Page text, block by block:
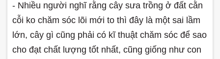
- Nhiều người nghĩ rằng cây sưa trồng ở đất cằn
cỗi ko chăm sóc lõi mới to thì đây là một sai lầm
lớn, cây gì cũng phải có kĩ thuật chăm sóc để sao
cho đạt chất lượng tốt nhất, cũng giống như con